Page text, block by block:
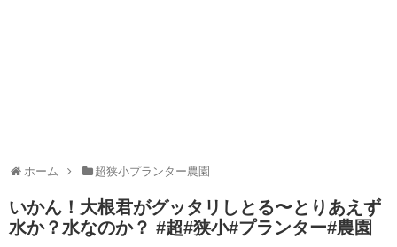
ホーム 超狭小プランター農園
いかん！大根君がグッタリしとる〜とりあえず
水か？水なのか？ #超#狭小#プランター#農園